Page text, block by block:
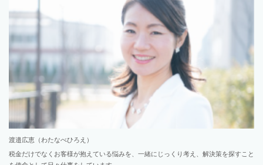
渡邉広恵（わたなべひろえ）
税金だけでなくお客様が抱えている悩みを、一緒にじっくり考え、解決策を探すこと